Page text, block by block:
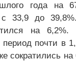
года на
с 33,9 до
на 6,2%.
почти в
сократились